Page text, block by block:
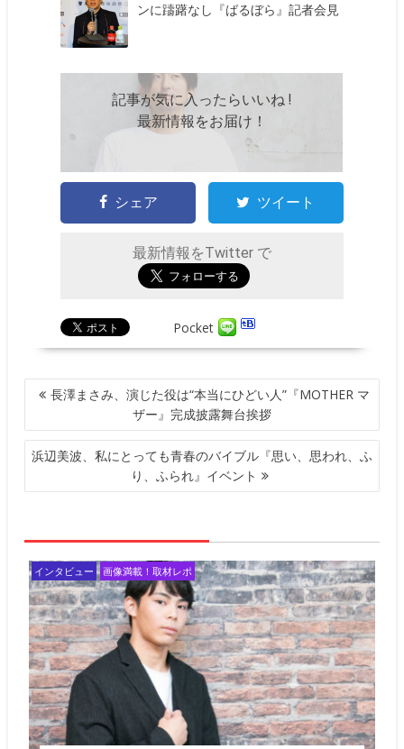
ンに躊躇なし『ばるぼら』記者会見
記事が気に入ったらいいね !
最新情報をお届け！
シェア ツイート
最新情報をTwitter で
Pocket
投
ナ
ビ
ゲ
ー
ン
長澤まさみ、演じた役は“本当にひどい人”『MOTHER マ
ザー』完成披露舞台挨拶
浜辺美波、私にとっても青春のバイブル『思い、思われ、ふ
り、ふられ』イベント
インタビュー 画像満載！取材レポ